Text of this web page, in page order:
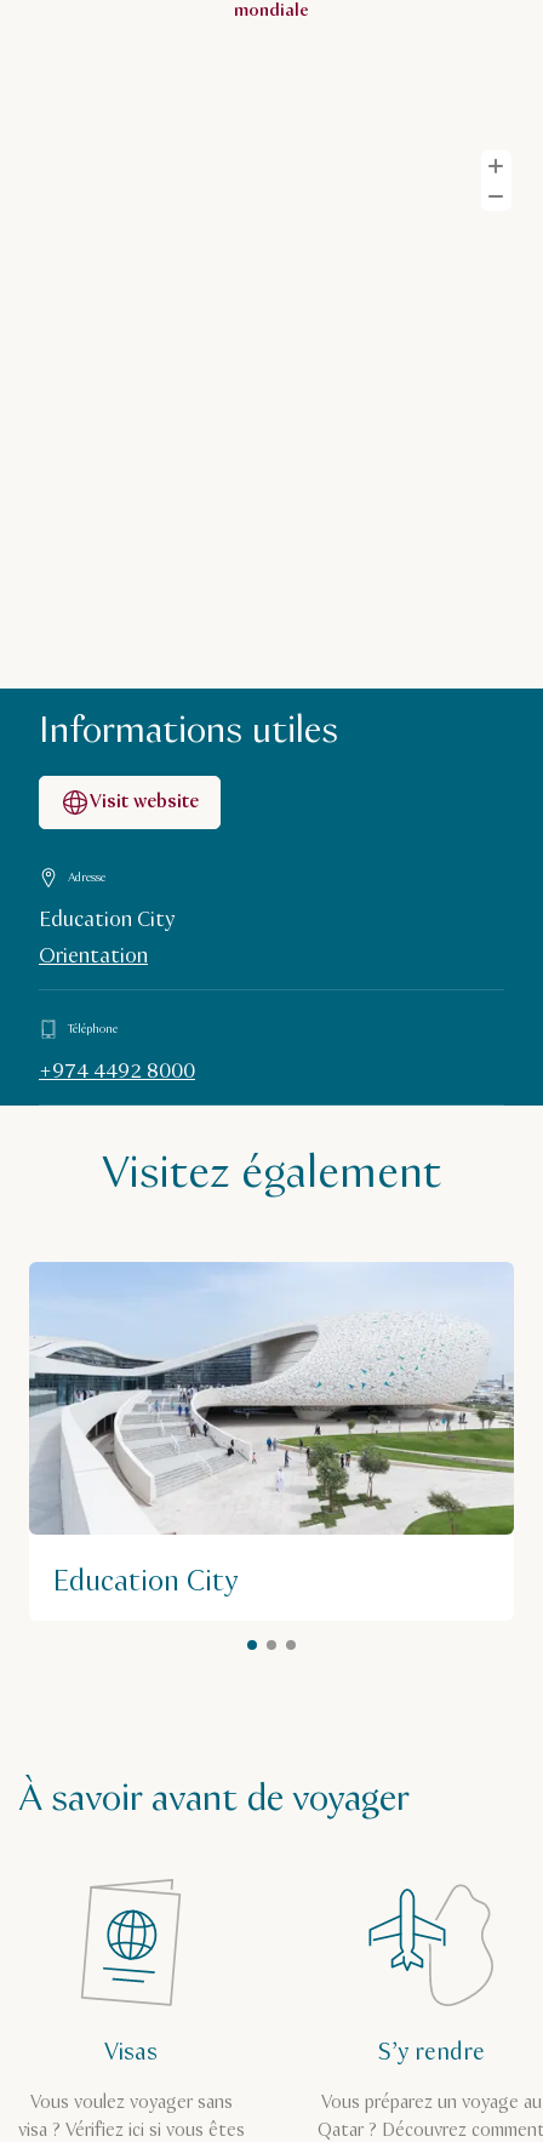
mondiale
Informations utiles
Visit website
Adresse
Education City
Orientation
Téléphone
+974 4492 8000
Visitez également
Education City
À savoir avant de voyager
Visas
Vous voulez voyager sans
visa ? Vérifiez ici si vous êtes
S’y rendre
Vous préparez un voyage au
Qatar ? Découvrez